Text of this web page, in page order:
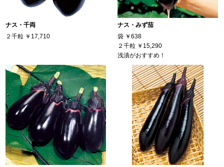
ナス・千両
２千粒 ￥17,710
ナス・みず茄
袋 ￥638
２千粒 ￥15,290
浅漬がおすすめ！